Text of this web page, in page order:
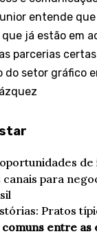
entende
já estão em
parcerias
setor gráfico
para
Pratos
entre